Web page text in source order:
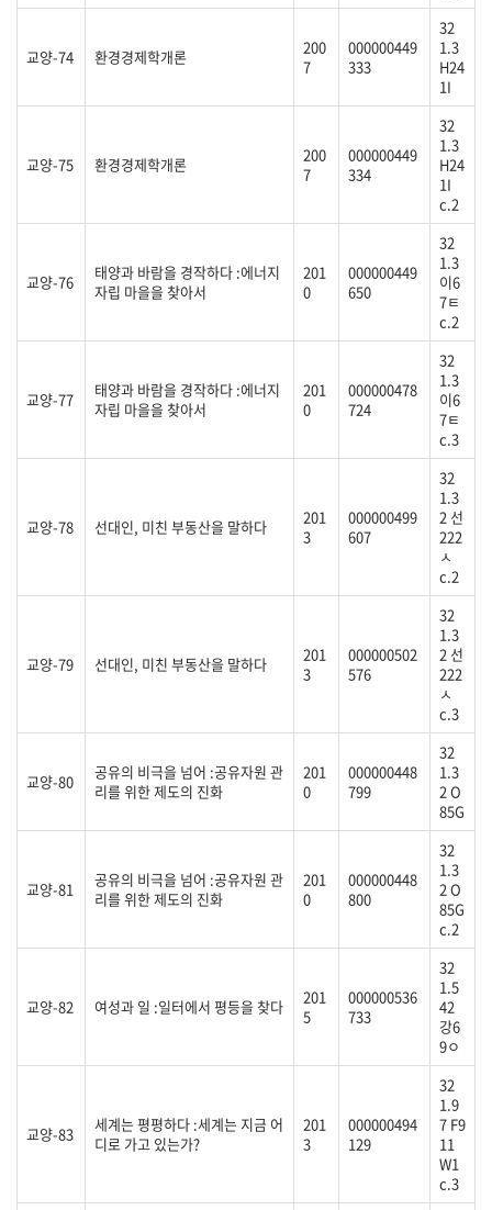
교양-74 환경경제학개론
200
7
000000449
333
32
1.3
H24
1I
교양-75 환경경제학개론
200
7
000000449
334
32
1.3
H24
1I
c.2
교양-76
태양과 바람을 경작하다 :에너지
자립 마을을 찾아서
201
0
000000449
650
32
1.3
이6
7ㅌ
c.2
교양-77
태양과 바람을 경작하다 :에너지
자립 마을을 찾아서
201
0
000000478
724
32
1.3
이6
7ㅌ
c.3
교양-78 선대인, 미친 부동산을 말하다
201
3
000000499
607
32
1.3
2 선
222
ㅅ
c.2
교양-79 선대인, 미친 부동산을 말하다
201
3
000000502
576
32
1.3
2 선
222
ㅅ
c.3
교양-80
공유의 비극을 넘어 :공유자원 관
리를 위한 제도의 진화
201
0
000000448
799
32
1.3
2 O
85G
교양-81
공유의 비극을 넘어 :공유자원 관
리를 위한 제도의 진화
201
0
000000448
800
32
1.3
2 O
85G
c.2
교양-82 여성과 일 :일터에서 평등을 찾다
201
5
000000536
733
32
1.5
42
강6
9ㅇ
교양-83
세계는 평평하다 :세계는 지금 어
디로 가고 있는가?
201
3
000000494
129
32
1.9
7 F9
11
W1
c.3